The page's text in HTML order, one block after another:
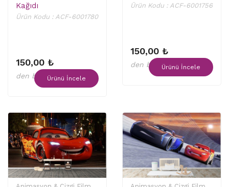
Kağıdı
Ürün Kodu : ACF-6001780
150,00 ₺
den başlayan fiyatlar
Ürünü İncele
Ürün Kodu : ACF-6001756
150,00 ₺
den başlayan fiyatlar
Ürünü İncele